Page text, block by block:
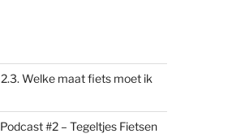
2.3. Welke maat fiets moet ik
Podcast #2 – Tegeltjes Fietsen